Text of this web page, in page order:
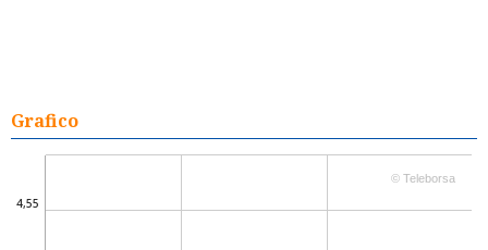
Grafico
4,55
© Teleborsa